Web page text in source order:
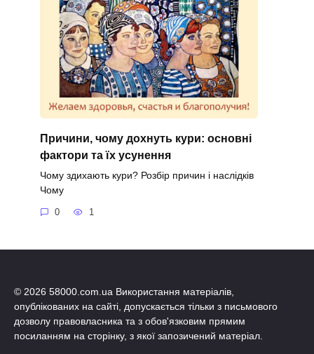
Причини, чому дохнуть кури: основні
фактори та їх усунення
Чому здихають кури? Розбір причин і наслідків
Чому
0 1
© 2026 58000.com.ua Використання матеріалів,
опублікованих на сайті, допускається тільки з письмового
дозволу правовласника та з обов'язковим прямим
посиланням на сторінку, з якої запозичений матеріал.